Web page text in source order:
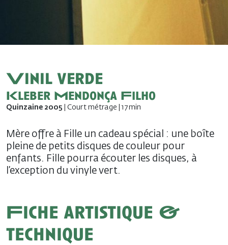
Vinil verde
Kleber Mendonça Filho
Quinzaine 2005 | Court métrage | 17 min
Mère offre à Fille un cadeau spécial : une boîte
pleine de petits disques de couleur pour
enfants. Fille pourra écouter les disques, à
l’exception du vinyle vert.
Fiche artistique &
technique